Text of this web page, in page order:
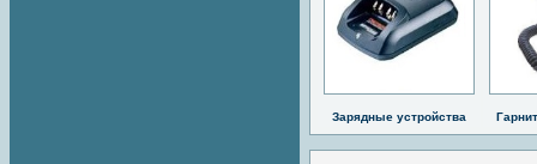
Зарядные устройства